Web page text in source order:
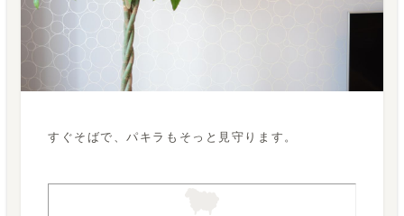
すぐそばで、パキラもそっと見守ります。